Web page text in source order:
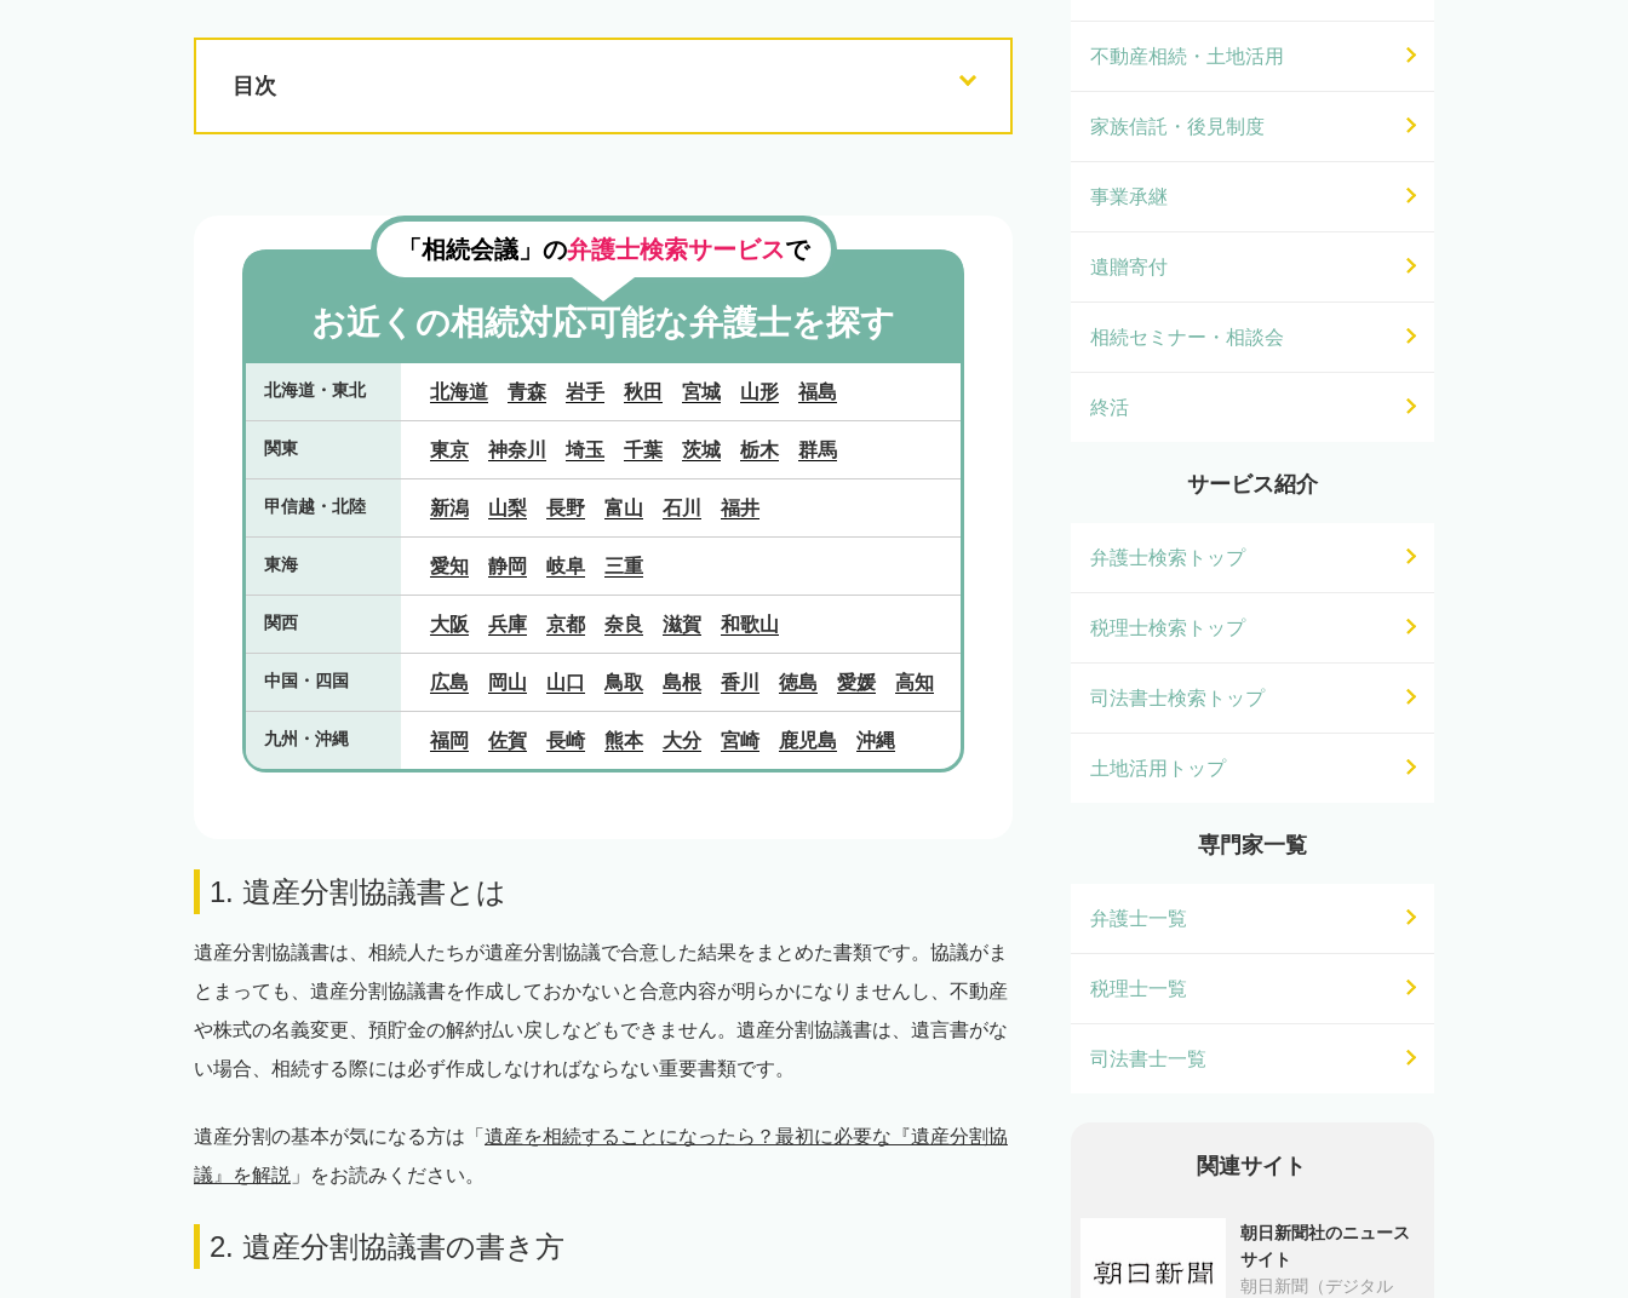
目次
「相続会議」の弁護士検索サービスで
お近くの相続対応可能な弁護士を探す
北海道 ・ 東北 北海道 青森 岩手 秋田 宮城 山形 福島
関東 東京 神奈川 埼玉 千葉 茨城 栃木 群馬
甲信越 ・ 北陸 新潟 山梨 長野 富山 石川 福井
東海 愛知 静岡 岐阜 三重
関西 大阪 兵庫 京都 奈良 滋賀 和歌山
中国 ・ 四国 広島 岡山 山口 鳥取 島根 香川 徳島 愛媛 高知
九州 ・ 沖縄 福岡 佐賀 長崎 熊本 大分 宮崎 鹿児島 沖縄
1. 遺産分割協議書とは
遺産分割協議書は、相続人たちが遺産分割協議で合意した結果をまとめた書類です。協議がま
とまっても、遺産分割協議書を作成しておかないと合意内容が明らかになりませんし、不動産
や株式の名義変更、預貯金の解約払い戻しなどもできません。遺産分割協議書は、遺言書がな
い場合、相続する際には必ず作成しなければならない重要書類です。
遺産分割の基本が気になる方は「 遺産を相続することになったら？最初に必要な『遺産分割協
議』を解説 」をお読みください。
2. 遺産分割協議書の書き方
不動産相続・土地活用
家族信託・後見制度
事業承継
遺贈寄付
相続セミナー・相談会
終活
サービス紹介
弁護士検索トップ
税理士検索トップ
司法書士検索トップ
土地活用トップ
専門家一覧
弁護士一覧
税理士一覧
司法書士一覧
関連サイト
朝日新聞社のニュース
サイト
朝日新聞（デジタル